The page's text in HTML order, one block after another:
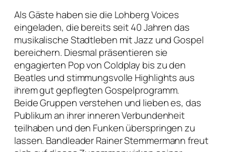
Als Gäste haben sie die Lohberg Voices
eingeladen, die bereits seit 40 Jahren das
musikalische Stadtleben mit Jazz und Gospel
bereichern. Diesmal präsentieren sie
engagierten Pop von Coldplay bis zu den
Beatles und stimmungsvolle Highlights aus
ihrem gut gepflegten Gospelprogramm.
Beide Gruppen verstehen und lieben es, das
Publikum an ihrer inneren Verbundenheit
teilhaben und den Funken überspringen zu
lassen. Bandleader Rainer Stemmermann freut